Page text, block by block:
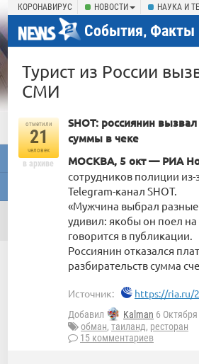
КОРОНАВИРУС НОВОСТИ НАУКА И
События, Факты
Турист из России
СМИ
отметили
21
человек
в архиве
SHOT: россиянин
суммы в чеке
МОСКВА, 5 окт — РИА
сотрудников полиции
Telegram-канал SHOT.
«Мужчина выбрал
удивил: якобы он поел
говорится в публикации.
Россиянин отказался
разбирательств сумма
Источник: https://ria.ru/
Добавил Kalman 6
обман, таиланд, ресторан
15 комментариев